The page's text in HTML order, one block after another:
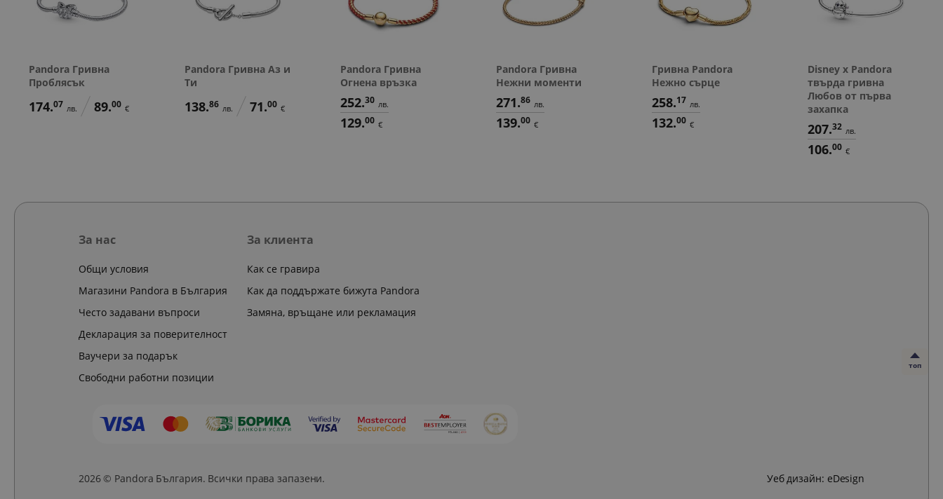
Pandora Гривна
Проблясък
174.07 лв. 89.00 €
Pandora Гривна Аз и
Ти
138.86 лв. 71.00 €
Pandora Гривна
Огнена връзка
252.30 лв.
129.00 €
Pandora Гривна
Нежни моменти
271.86 лв.
139.00 €
Гривна Pandora
Нежно сърце
258.17 лв.
132.00 €
Disney x Pandora
твърда гривна
Любов от първа
захапка
207.32 лв.
106.00 €
топ
За нас
Общи условия
Магазини Pandora в България
Често задавани въпроси
Декларация за поверителност
Ваучери за подарък
Свободни работни позиции
За клиента
Как се гравира
Как да поддържате бижута Pandora
Замяна, връщане или рекламация
2026 © Pandora България. Всички права запазени. Уеб дизайн: eDesign